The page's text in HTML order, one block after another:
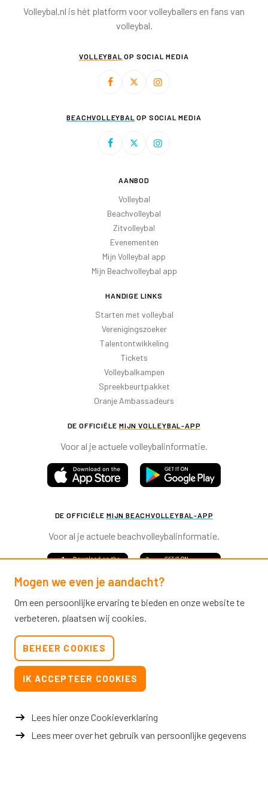
Volleybal.nl is hét platform voor volleyballers en fans van
volleybal.
VOLLEYBAL OP SOCIAL MEDIA
BEACHVOLLEYBAL OP SOCIAL MEDIA
AANBOD
Volleybal
Beachvolleybal
Zitvolleybal
Evenementen
Mijn Volleybal app
Mijn Beachvolleybal app
HANDIGE LINKS
Starten met volleybal
Verenigingszoeker
Talentontwikkeling
Tickets
Volleybalkampen
Spreekbeurtpakket
Oranje Ambassadeurs
DE OFFICIËLE MIJN VOLLEYBAL-APP
Voor al je actuele volleybalinformatie.
DE OFFICIËLE MIJN BEACHVOLLEYBAL-APP
Voor al je actuele beachvolleybalinformatie.
© 2026 Nevobo
Nieuwsbrieven
Privacy & cookies
Verkoopvoorwaarden evenementen
Mogen we even je aandacht?
Om een persoonlijke ervaring te bieden en onze website te
verbeteren, plaatsen wij cookies.
BEHEER COOKIES
IK ACCEPTEER COOKIES
Lees hier onze Cookieverklaring
Lees meer over het gebruik van persoonlijke gegevens